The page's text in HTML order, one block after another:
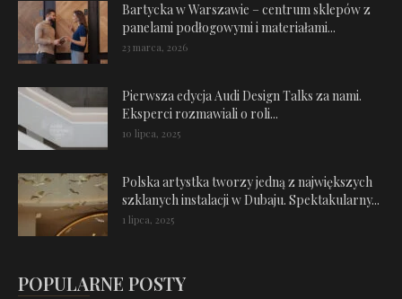
Bartycka w Warszawie – centrum sklepów z
panelami podłogowymi i materiałami...
23 marca, 2026
Pierwsza edycja Audi Design Talks za nami.
Eksperci rozmawiali o roli...
10 lipca, 2025
Polska artystka tworzy jedną z największych
szklanych instalacji w Dubaju. Spektakularny...
1 lipca, 2025
POPULARNE POSTY